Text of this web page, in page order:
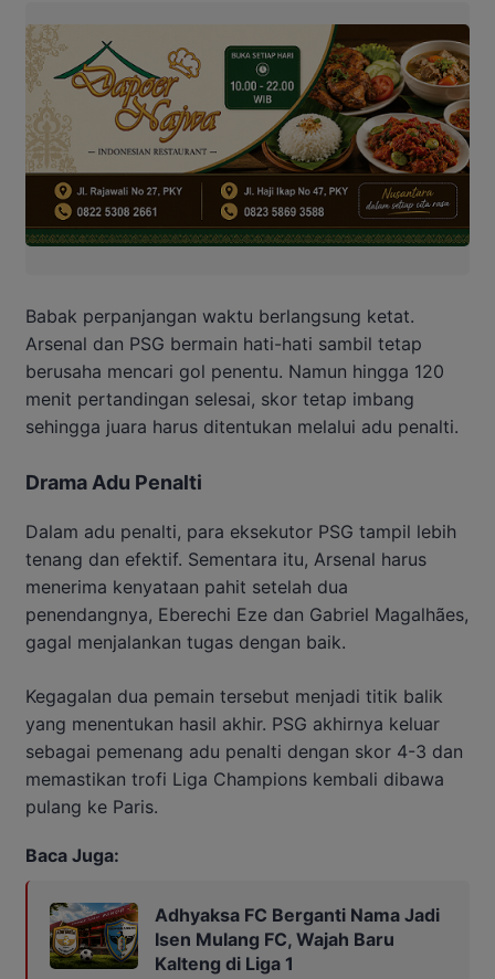
Babak perpanjangan waktu berlangsung ketat.
Arsenal dan PSG bermain hati-hati sambil tetap
berusaha mencari gol penentu. Namun hingga 120
menit pertandingan selesai, skor tetap imbang
sehingga juara harus ditentukan melalui adu penalti.
Drama Adu Penalti
Dalam adu penalti, para eksekutor PSG tampil lebih
tenang dan efektif. Sementara itu, Arsenal harus
menerima kenyataan pahit setelah dua
penendangnya, Eberechi Eze dan Gabriel Magalhães,
gagal menjalankan tugas dengan baik.
Kegagalan dua pemain tersebut menjadi titik balik
yang menentukan hasil akhir. PSG akhirnya keluar
sebagai pemenang adu penalti dengan skor 4-3 dan
memastikan trofi Liga Champions kembali dibawa
pulang ke Paris.
Baca Juga:
Adhyaksa FC Berganti Nama Jadi
Isen Mulang FC, Wajah Baru
Kalteng di Liga 1